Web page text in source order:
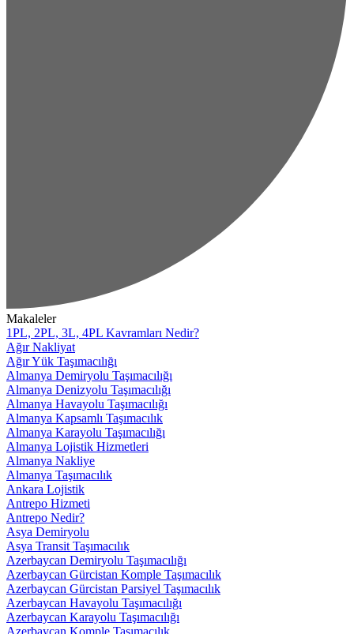
Makaleler
1PL, 2PL, 3L, 4PL Kavramları Nedir?
Ağır Nakliyat
Ağır Yük Taşımacılığı
Almanya Demiryolu Taşımacılığı
Almanya Denizyolu Taşımacılığı
Almanya Havayolu Taşımacılığı
Almanya Kapsamlı Taşımacılık
Almanya Karayolu Taşımacılığı
Almanya Lojistik Hizmetleri
Almanya Nakliye
Almanya Taşımacılık
Ankara Lojistik
Antrepo Hizmeti
Antrepo Nedir?
Asya Demiryolu
Asya Transit Taşımacılık
Azerbaycan Demiryolu Taşımacılığı
Azerbaycan Gürcistan Komple Taşımacılık
Azerbaycan Gürcistan Parsiyel Taşımacılık
Azerbaycan Havayolu Taşımacılığı
Azerbaycan Karayolu Taşımacılığı
Azerbaycan Komple Taşımacılık